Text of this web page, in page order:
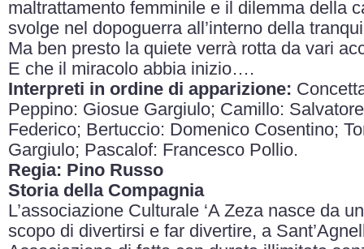
maltrattamento femminile e il dilemma della
svolge nel dopoguerra all’interno della
Ma ben presto la quiete verrà rotta da vari
E che il miracolo abbia inizio….
Interpreti in ordine di apparizione:
Peppino: Giosue Gargiulo; Camillo:
Federico; Bertuccio: Domenico Cosentino;
Gargiulo; Pascalof: Francesco Pollio.
Regia: Pino Russo
Storia della Compagnia
L’associazione Culturale ‘A Zeza nasce da
scopo di divertirsi e far divertire, a